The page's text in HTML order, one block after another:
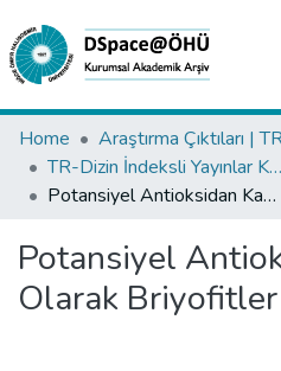
Collections
All of DSpace
Analyze
Home
TR-Dizin İndeksli Yayınlar Koleksiyonu
Potansiyel Antioksidan Kaynağı Olarak Briyofitler
Potansiyel
Olarak Briyofitler